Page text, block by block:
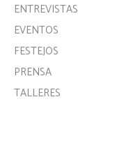
ENTREVISTAS
EVENTOS
FESTEJOS
PRENSA
TALLERES